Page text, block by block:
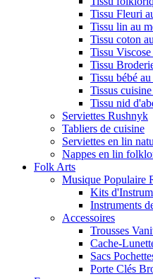
Tissu Fleuri
Tissu lin au
Tissu coton
Tissu
Tissu
Tissu bébé
Tissus
Tissu nid
Serviettes Rushnyk
Tabliers de cuisine
Serviettes en lin
Nappes en lin
Folk Arts
Musique Populaire
Kits
Instruments
Accessoires
Trousses
Cache-
Sacs
Porte Clés